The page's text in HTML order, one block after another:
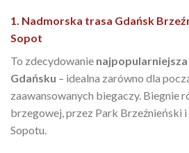
1. Nadmorska trasa Gdańsk
Sopot
To zdecydowanie
Gdańsku – idealna zarówno dla
zaawansowanych biegaczy. Biegnie
brzegowej, przez Park Brzeźnieński i
Sopotu.